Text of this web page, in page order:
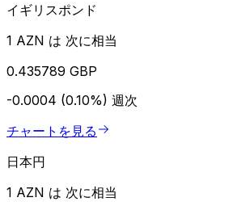
イギリスポンド
1 AZN は 次に相当
0.435789 GBP
-0.0004 (0.10%) 週次
チャートを見る
日本円
1 AZN は 次に相当